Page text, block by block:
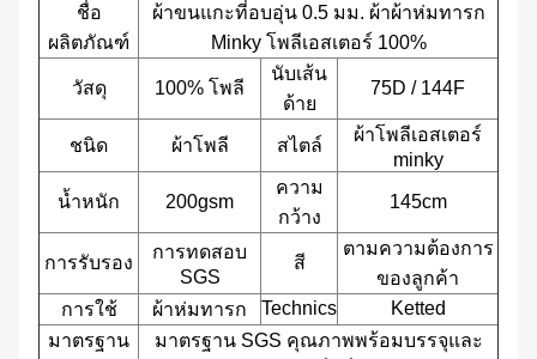
ชื่อ
ผลิตภัณฑ์
ผ้าขนแกะที่อบอุ่น 0.5 มม. ผ้าผ้าห่มทารก
Minky โพลีเอสเตอร์ 100%
วัสดุ 100% โพลี
นับเส้น
ด้าย
75D / 144F
ชนิด ผ้าโพลี สไตล์
ผ้าโพลีเอสเตอร์
minky
น้ำหนัก 200gsm
ความ
กว้าง
145cm
การรับรอง
การทดสอบ
SGS
สี
ตามความต้องการ
ของลูกค้า
การใช้
ผ้าห่มทารก Technics
Ketted
มาตรฐาน
มาตรฐาน SGS คุณภาพพร้อมบรรจุและ